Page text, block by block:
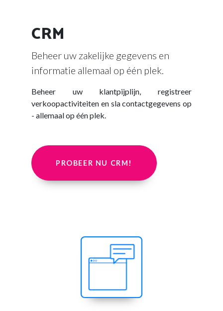
CRM
Beheer uw zakelijke gegevens en
informatie allemaal op één plek.
Beheer uw klantpijplijn, registreer
verkoopactiviteiten en sla contactgegevens op
- allemaal op één plek.
PROBEER NU CRM!